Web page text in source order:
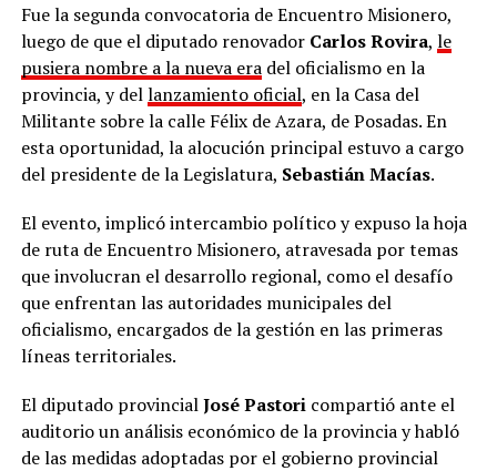
Fue la segunda convocatoria de Encuentro Misionero,
luego de que el diputado renovador Carlos Rovira, le
pusiera nombre a la nueva eradel oficialismo en la
provincia, y dellanzamiento oficial, en la Casa del
Militante sobre la calle Félix de Azara, de Posadas. En
esta oportunidad, la alocución principal estuvo a cargo
del presidente de la Legislatura, Sebastián Macías.
El evento, implicó intercambio político y expusola hoja
de ruta de Encuentro Misionero, atravesada por temas
que involucran el desarrollo regional, como el desafío
que enfrentan las autoridades municipales del
oficialismo, encargados de la gestión en las primeras
líneas territoriales.
El diputado provincialJosé Pastoricompartió ante el
auditorio un análisis económico de la provincia y habló
de las medidas adoptadas por el gobierno provincial